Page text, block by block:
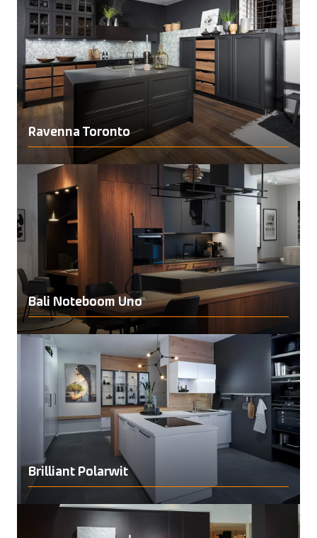
Merken
Artego (5)
Beda (8)
Hacker (19)
Interliving (18)
Tristar (2)
Filters verwijderen
Ravenna Toronto
Bali Noteboom Uno
Brilliant Polarwit